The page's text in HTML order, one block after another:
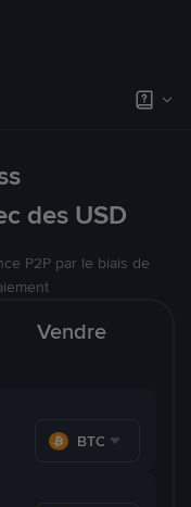
des USD
P2P par le biais de
Vendre
BTC